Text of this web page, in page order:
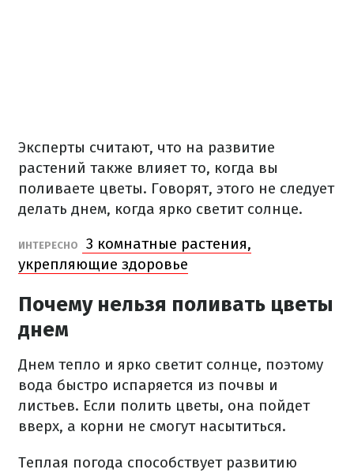
Эксперты считают, что на развитие
растений также влияет то, когда вы
поливаете цветы. Говорят, этого не следует
делать днем, когда ярко светит солнце.
ИНТЕРЕСНО
3 комнатные растения,
укрепляющие здоровье
Почему нельзя поливать цветы
днем
Днем тепло и ярко светит солнце, поэтому
вода быстро испаряется из почвы и
листьев. Если полить цветы, она пойдет
вверх, а корни не смогут насытиться.
Теплая погода способствует развитию